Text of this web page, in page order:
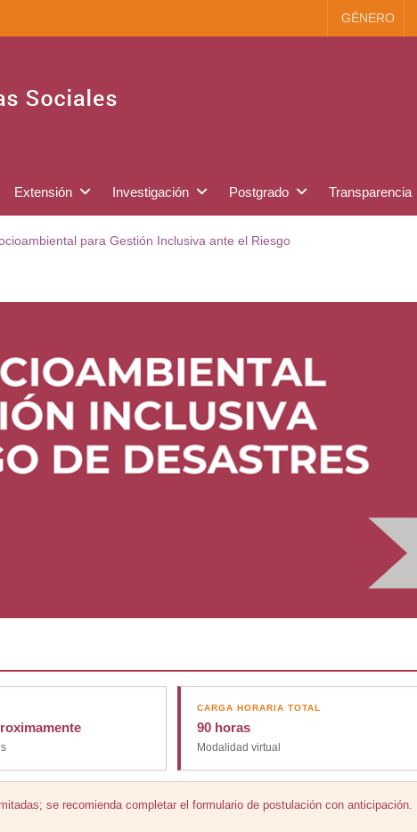
GÉNERO
Extensión Investigación Postgrado Transparencia
para Gestión Inclusiva ante el Riesgo
CARGA HORARIA TOTAL
90 horas
Modalidad virtual
se recomienda completar el formulario de postulación con anticipación.